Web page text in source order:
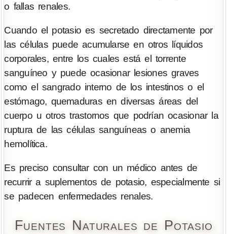
o fallas renales.
Cuando el potasio es secretado directamente por
las células puede acumularse en otros líquidos
corporales, entre los cuales está el torrente
sanguíneo y puede ocasionar lesiones graves
como el sangrado interno de los intestinos o el
estómago, quemaduras en diversas áreas del
cuerpo u otros trastornos que podrían ocasionar la
ruptura de las células sanguíneas o anemia
hemolítica.
Es preciso consultar con un médico antes de
recurrir a suplementos de potasio, especialmente si
se padecen enfermedades renales.
Fuentes Naturales de Potasio